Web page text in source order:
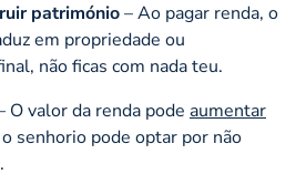
património– Ao pagar renda, o
em propriedade ou
não ficas com nada teu.
O valor da renda pode aumentar
o senhorio pode optar por não